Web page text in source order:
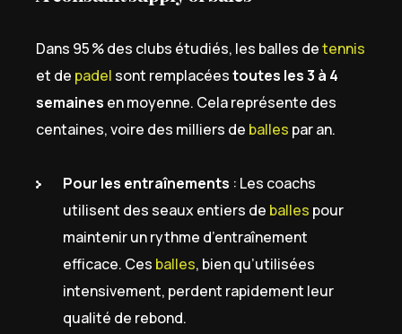
Dans 95 % des clubs étudiés, les balles detennis
et de padel sont remplacéestoutes les 3 à 4
semaines en moyenne. Cela représente des
centaines, voire des milliers de balles par an.
Pour les entraînements : Les coachs
utilisent des seaux entiers de balles pour
maintenir un rythme d’entraînement
efficace. Ces balles, bien qu’utilisées
intensivement, perdent rapidement leur
qualité de rebond.